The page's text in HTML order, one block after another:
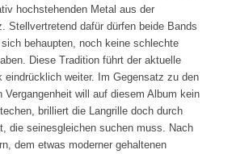
hochstehenden Metal aus der
Stellvertretend dafür dürfen beide Bands
behaupten, noch keine schlechte
Diese Tradition führt der aktuelle
eindrücklich weiter. Im Gegensatz zu den
Vergangenheit will auf diesem Album kein
brilliert die Langrille doch durch
die seinesgleichen suchen muss. Nach
dem etwas moderner gehaltenen